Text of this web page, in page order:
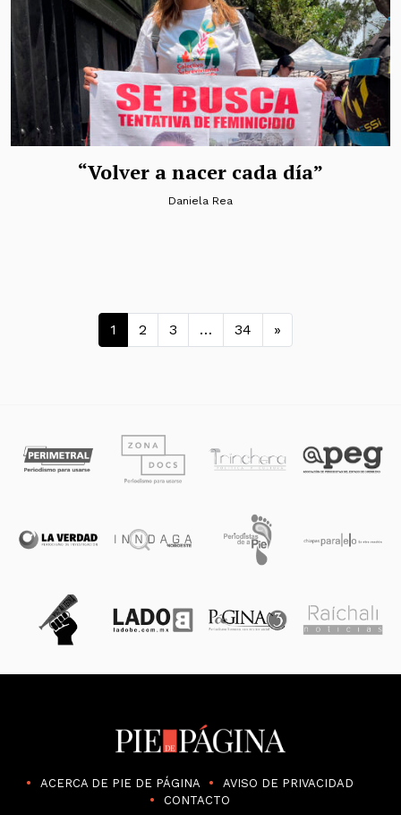
“Volver a nacer cada día”
Daniela Rea
Navegación de entradas
1 2 3 … 34 »
ACERCA DE PIE DE PÁGINA
AVISO DE PRIVACIDAD
CONTACTO